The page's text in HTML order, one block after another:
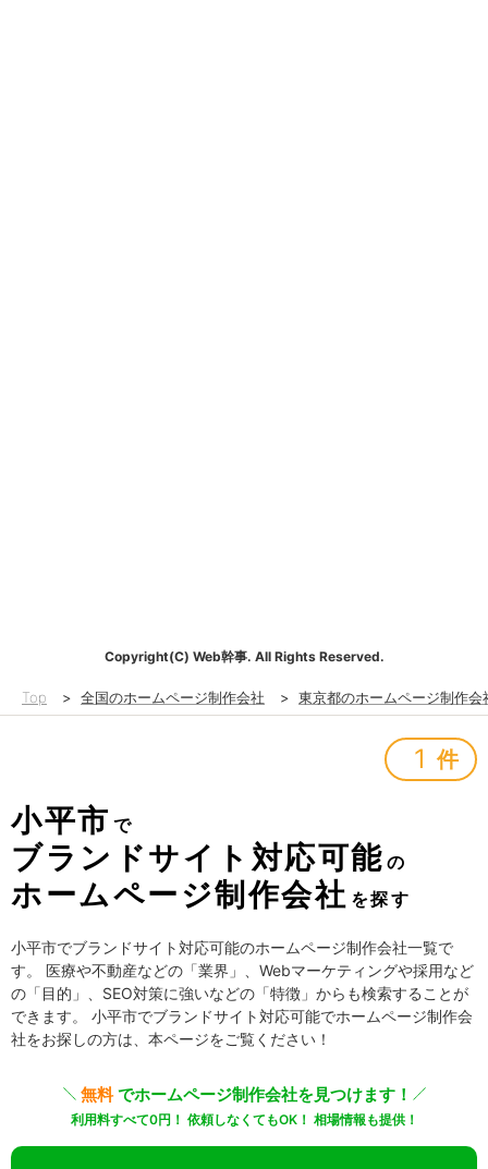
Copyright(C) Web幹事. All Rights Reserved.
Top > 全国のホームページ制作会社 > 東京都のホームページ制作会
1 件
小平市 で
ブランドサイト対応可能 の
ホームページ制作会社 を探す
小平市でブランドサイト対応可能のホームページ制作会社一覧で
す。 医療や不動産などの「業界」、Webマーケティングや採用など
の「目的」、SEO対策に強いなどの「特徴」からも検索することが
できます。 小平市でブランドサイト対応可能でホームページ制作会
社をお探しの方は、本ページをご覧ください！
無料でホームページ制作会社を見つけます！
利用料すべて0円！ 依頼しなくてもOK！ 相場情報も提供！